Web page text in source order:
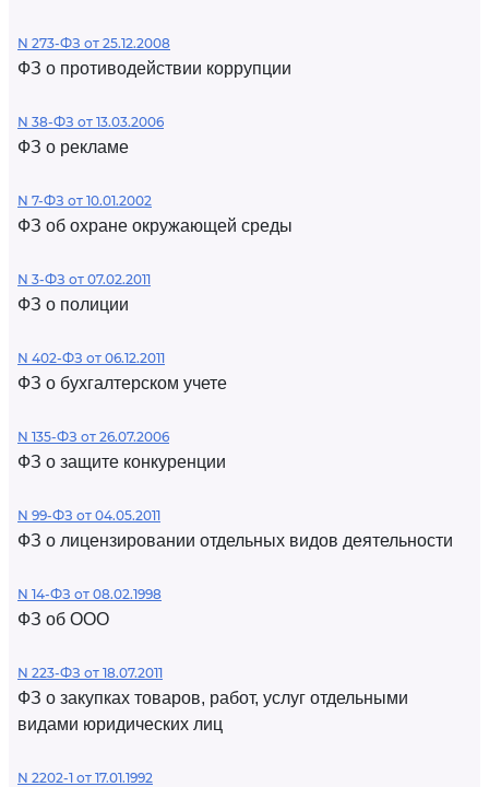
N 273-ФЗ от 25.12.2008
ФЗ о противодействии коррупции
N 38-ФЗ от 13.03.2006
ФЗ о рекламе
N 7-ФЗ от 10.01.2002
ФЗ об охране окружающей среды
N 3-ФЗ от 07.02.2011
ФЗ о полиции
N 402-ФЗ от 06.12.2011
ФЗ о бухгалтерском учете
N 135-ФЗ от 26.07.2006
ФЗ о защите конкуренции
N 99-ФЗ от 04.05.2011
ФЗ о лицензировании отдельных видов деятельности
N 14-ФЗ от 08.02.1998
ФЗ об ООО
N 223-ФЗ от 18.07.2011
ФЗ о закупках товаров, работ, услуг отдельными
видами юридических лиц
N 2202-1 от 17.01.1992